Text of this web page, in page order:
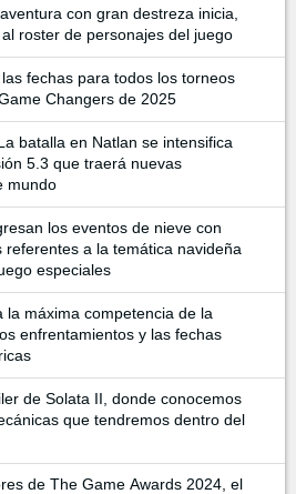
con gran destreza inicia,
roster de personajes del juego
fechas para todos los torneos
Changers de 2025
batalla en Natlan se intensifica
5.3 que traerá nuevas
mundo
los eventos de nieve con
referentes a la temática navideña
especiales
la máxima competencia de la
enfrentamientos y las fechas
de Solata II, donde conocemos
que tendremos dentro del
de The Game Awards 2024, el